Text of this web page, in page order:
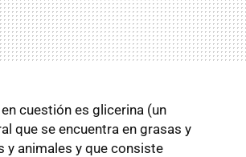
cuestión es glicerina (un
que se encuentra en grasas y
y animales y que consiste